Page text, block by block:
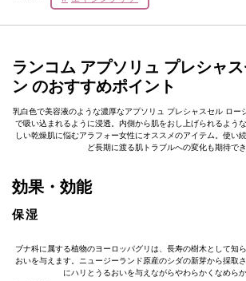
ランコム アプソリュ プレシャ
ン のおすすめポイント
乳白色で美容液のような濃厚なアプソリュ プレシャスセル ロー
で吸い込まれるように浸透。内側から肌をおし上げられるよう
しい乾燥肌に悩むアラフォー女性にオススメのアイテム。使い
ど長期に渡る肌トラブルへの変化も期待でき
効果・効能
保湿
ブナ科に属する植物のヨーロッパグリは、長寿の樹木として知
おいを与えます。ニュージーランド原産のシダの新芽から採取
にハリとうるおいを与えながらやわらかくなめらか